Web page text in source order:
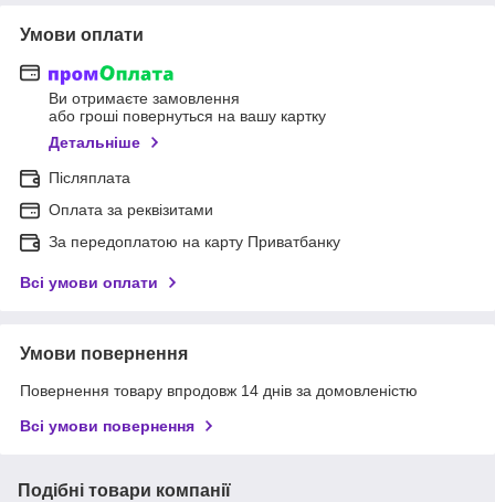
Умови оплати
Ви отримаєте замовлення
або гроші повернуться на вашу картку
Детальніше
Післяплата
Оплата за реквізитами
За передоплатою на карту Приватбанку
Всі умови оплати
Умови повернення
Повернення товару впродовж 14 днів за домовленістю
Всі умови повернення
Подібні товари компанії